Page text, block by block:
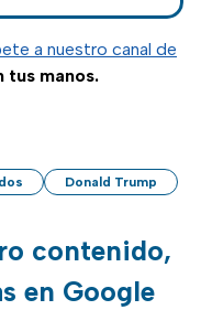
detalles de esta
en
a nuestro canal de
tus manos.
Donald Trump
contenido,
en Google